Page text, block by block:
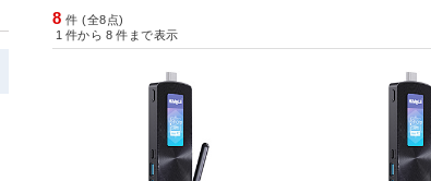
8 件 (全8点)
1 件から 8 件まで表示